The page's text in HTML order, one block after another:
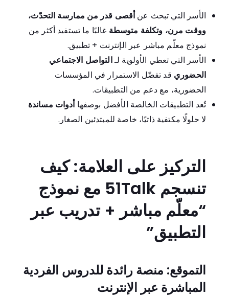
الأسر التي تبحث عنأقصى قدر من ممارسة التحدّث،
ووقت مرن، وتكلفة متوسطة غالبًا ما تستفيد أكثر من
نموذج معلّم مباشر عبر الإنترنت + تطبيق.
الأسر التي تعطي الأولوية لـالتواصل الاجتماعي
الحضوري قد تفضّل الاستمرار في المؤسسات
الحضورية، مع دعم من التطبيقات.
تُعد التطبيقات الخالصة الأفضل بوصفهاأدوات مساندة
لا حلولًا مكتفية ذاتيًا، خاصة للمبتدئين الصغار.
التركيز على العلامة: كيف
تنسجم 51Talk مع نموذج
“معلّم مباشر + تدريب عبر
التطبيق”
التموقع: منصة رائدة للدروس الفردية
المباشرة عبر الإنترنت